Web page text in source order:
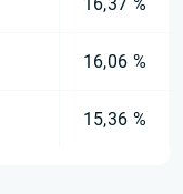
16,06 %
15,36 %